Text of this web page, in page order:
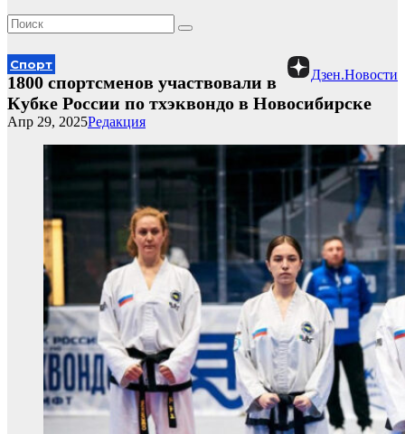
Дзен.Новости
Спорт
1800 спортсменов участвовали в
Кубке России по тхэквондо в Новосибирске
Редакция
Апр 29, 2025